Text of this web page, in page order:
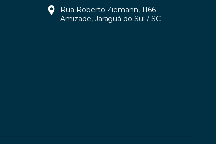
Rua Roberto Ziemann, 1166 -
Amizade, Jaraguá do Sul / SC